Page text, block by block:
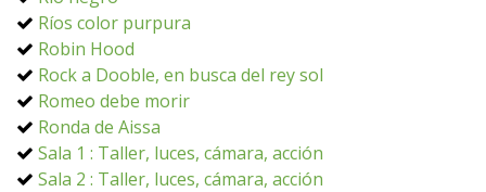
Ríos color purpura
Robin Hood
Rock a Dooble, en busca del rey sol
Romeo debe morir
Ronda de Aissa
Sala 1 : Taller, luces, cámara, acción
Sala 2 : Taller, luces, cámara, acción